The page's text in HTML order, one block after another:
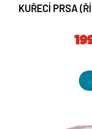
KUŘECÍ PRSA